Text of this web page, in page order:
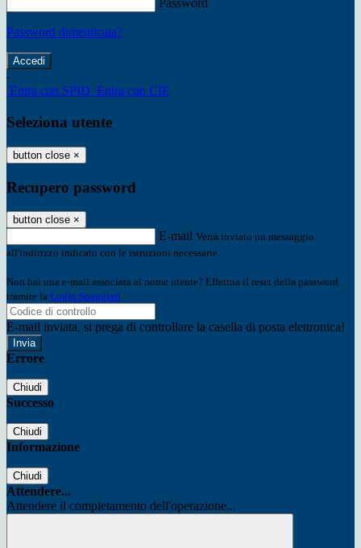
Password
Password dimenticata?
-
Entra con SPID Entra con CIE
Seleziona utente
button close ×
Recupero password
button close ×
E-mail Verrà inviato un messaggio
all'indirizzo indicato con le istruzioni necessarie.
Non hai una e-mail associata al nome utente? Effettua il reset della password
tramite la Login Spaggiari
E-mail inviata, si prega di controllare la casella di posta elettronica!
Errore
Chiudi
Successo
Chiudi
Informazione
Chiudi
Attendere...
Attendere il completamento dell'operazione...